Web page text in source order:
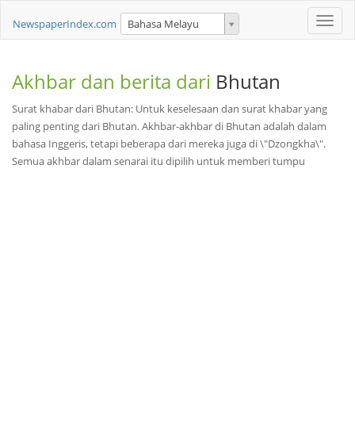
Toggle
NewspaperIndex.com Bahasa Melayu
Akhbar dan berita dari Bhutan
Surat khabar dari Bhutan: Untuk keselesaan dan surat khabar yang
paling penting dari Bhutan. Akhbar-akhbar di Bhutan adalah dalam
bahasa Inggeris, tetapi beberapa dari mereka juga di \"Dzongkha\".
Semua akhbar dalam senarai itu dipilih untuk memberi tumpu